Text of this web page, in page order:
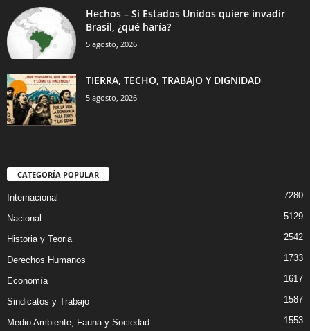
Hechos – Si Estados Unidos quiere invadir
Brasil, ¿qué haría?
5 agosto, 2026
TIERRA, TECHO, TRABAJO Y DIGNIDAD
5 agosto, 2026
CATEGORÍA POPULAR
Internacional 7280
Nacional 5129
Historia y Teoria 2542
Derechos Humanos 1733
Economía 1617
Sindicatos y Trabajo 1587
Medio Ambiente, Fauna y Sociedad 1553